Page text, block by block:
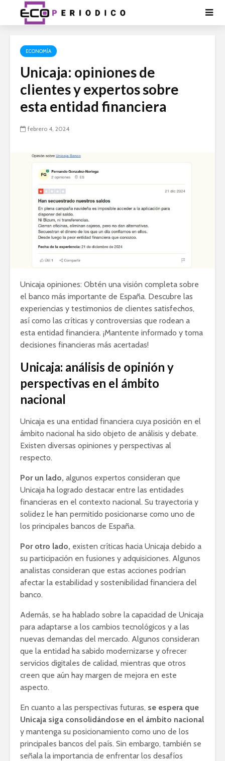
ECONOMÍA
Unicaja: opiniones de
clientes y expertos sobre
esta entidad financiera
febrero 4, 2024
Unicaja opiniones: Obtén una visión completa sobre
el banco más importante de España. Descubre las
experiencias y testimonios de clientes satisfechos,
así como las críticas y controversias que rodean a
esta entidad financiera. ¡Mantente informado y toma
decisiones financieras más acertadas!
Unicaja: análisis de opinión y
perspectivas en el ámbito
nacional
Unicaja es una entidad financiera cuya posición en el
ámbito nacional ha sido objeto de análisis y debate.
Existen diversas opiniones y perspectivas al
respecto.
Por un lado, algunos expertos consideran que
Unicaja ha logrado destacar entre las entidades
financieras en el contexto nacional. Su trayectoria y
solidez le han permitido posicionarse como uno de
los principales bancos de España.
Por otro lado, existen críticas hacia Unicaja debido a
su participación en fusiones y adquisiciones. Algunos
analistas consideran que estas acciones podrían
afectar la estabilidad y sostenibilidad financiera del
banco.
Además, se ha hablado sobre la capacidad de Unicaja
para adaptarse a los cambios tecnológicos y a las
nuevas demandas del mercado. Algunos consideran
que la entidad ha sabido modernizarse y ofrecer
servicios digitales de calidad, mientras que otros
creen que aún hay margen de mejora en este
aspecto.
En cuanto a las perspectivas futuras, se espera que
Unicaja siga consolidándose en el ámbito nacional
y mantenga su posicionamiento como uno de los
principales bancos del país. Sin embargo, también se
señala la importancia de enfrentar los desafíos